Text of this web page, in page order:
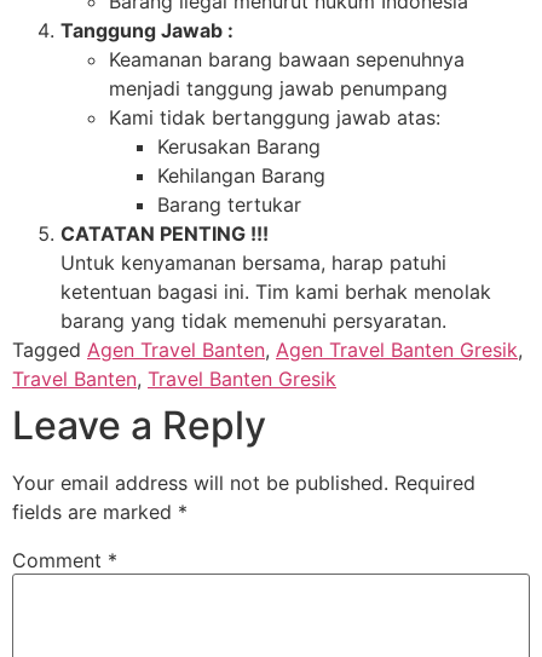
Tanggung Jawab :
Keamanan barang bawaan sepenuhnya
menjadi tanggung jawab penumpang
Kami tidak bertanggung jawab atas:
Kerusakan Barang
Kehilangan Barang
Barang tertukar
CATATAN PENTING !!!
Untuk kenyamanan bersama, harap patuhi
ketentuan bagasi ini. Tim kami berhak menolak
barang yang tidak memenuhi persyaratan.
Tagged Agen Travel Banten, Agen Travel Banten Gresik,
Travel Banten, Travel Banten Gresik
Leave a Reply
Your email address will not be published. Required
fields are marked *
Comment *